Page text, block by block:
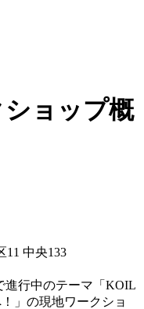
ョップ概
11 中央133
進行中のテーマ「KOIL
」の現地ワークショ